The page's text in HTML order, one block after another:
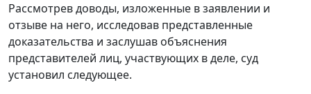
Рассмотрев доводы, изложенные в заявлении и
отзыве на него, исследовав представленные
доказательства и заслушав объяснения
представителей лиц, участвующих в деле, суд
установил следующее.